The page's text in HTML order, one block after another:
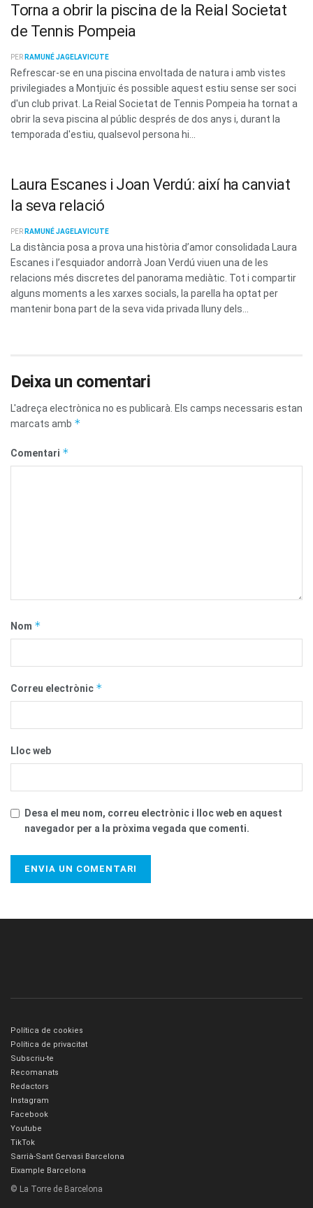
Torna a obrir la piscina de la Reial Societat
de Tennis Pompeia
PER RAMUNÉ JAGELAVICUTE
Refrescar-se en una piscina envoltada de natura i amb vistes
privilegiades a Montjuïc és possible aquest estiu sense ser soci
d'un club privat. La Reial Societat de Tennis Pompeia ha tornat a
obrir la seva piscina al públic després de dos anys i, durant la
temporada d'estiu, qualsevol persona hi...
Laura Escanes i Joan Verdú: així ha canviat
la seva relació
PER RAMUNÉ JAGELAVICUTE
La distància posa a prova una història d’amor consolidada Laura
Escanes i l’esquiador andorrà Joan Verdú viuen una de les
relacions més discretes del panorama mediàtic. Tot i compartir
alguns moments a les xarxes socials, la parella ha optat per
mantenir bona part de la seva vida privada lluny dels...
Deixa un comentari
L'adreça electrònica no es publicarà. Els camps necessaris estan
marcats amb *
Comentari *
Nom *
Correu electrònic *
Lloc web
Desa el meu nom, correu electrònic i lloc web en aquest
navegador per a la pròxima vegada que comenti.
Política de cookies
Política de privacitat
Subscriu-te
Recomanats
Redactors
Instagram
Facebook
Youtube
TikTok
Sarrià-Sant Gervasi Barcelona
Eixample Barcelona
© La Torre de Barcelona